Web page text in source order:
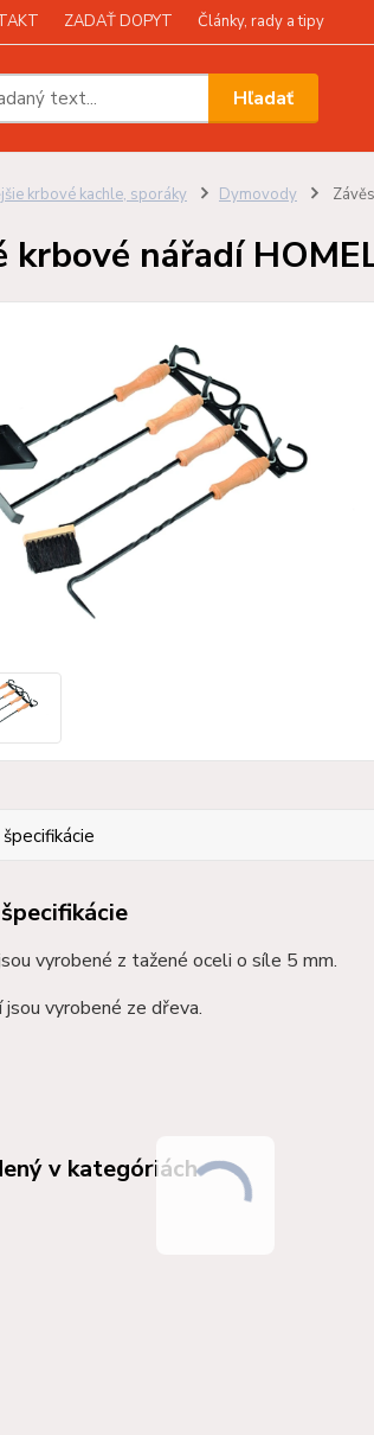
ZADAŤ DOPYT Články, rady a tipy
Hľadať
krbové kachle, sporáky Dymovody
krbové nářadí
vyrobené z tažené oceli o síle 5 mm.
vyrobené ze dřeva.
v kategóriách